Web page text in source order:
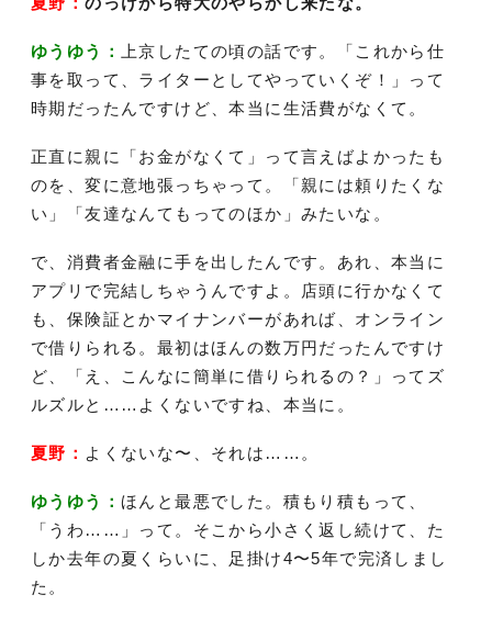
ゆうゆう：
上京したての頃の話です。「これから仕
事を取って、ライターとしてやっていくぞ！」って
時期だったんですけど、本当に生活費がなくて。
正直に親に「お金がなくて」って言えばよかったも
のを、変に意地張っちゃって。「親には頼りたくな
い」「友達なんてもってのほか」みたいな。
で、消費者金融に手を出したんです。あれ、本当に
アプリで完結しちゃうんですよ。店頭に行かなくて
も、保険証とかマイナンバーがあれば、オンライン
で借りられる。最初はほんの数万円だったんですけ
ど、「え、こんなに簡単に借りられるの？」ってズ
ルズルと……よくないですね、本当に。
夏野： よくないな〜、それは……。
ゆうゆう： ほんと最悪でした。積もり積もって、
「うわ……」って。そこから小さく返し続けて、た
しか去年の夏くらいに、足掛け4〜5年で完済しまし
た。